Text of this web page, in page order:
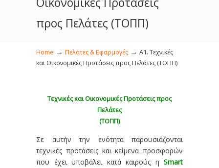
προς Πελάτες (ΤΟΠΠ)
Home → Πελάτες & Εφαρμογές → Α1. Τεχνικές
και Οικονομικές Προτάσεις προς Πελάτες (ΤΟΠΠ)
Τεχνικές και Οικονομικές Προτάσεις προς
Πελάτες
(ΤΟΠΠ)
Σε αυτήν την ενότητα παρουσιάζονται
τεχνικές προτάσεις και κείμενα προσφορών
που έχει υποβάλει κατά καιρούς η Smart